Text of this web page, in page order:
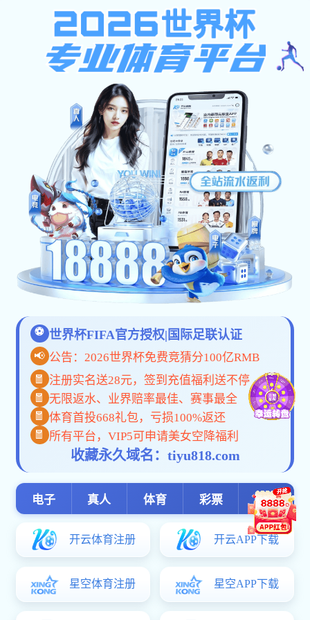
35体育资讯
学院概况 师资队伍
常用文档
学术活动
35体育资讯:讲座
讲座题目：为什么需要理论？如何在研究中运用理论？
讲座时间：2023年5月31日（周三）13：30-15：30
讲座地点：上海交通大学外国语学院226会议室
主讲人：顾明栋
讲座摘要：
如今，几乎所有人文社会科学领域的学者都陷入了理论话语
研究中有效地使用理论呢？本次讲座将解决以下问题：为什
们如何利用理论来促进学术论文的出版？演讲者将利用自己